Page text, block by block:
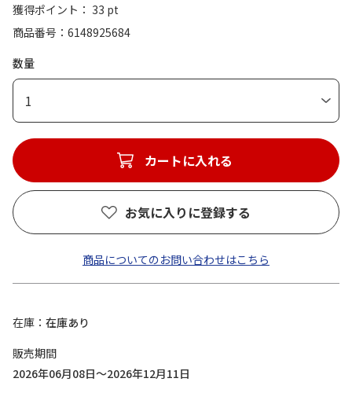
獲得ポイント： 33 pt
商品番号
6148925684
数量
1
カートに入れる
お気に入りに登録する
商品についてのお問い合わせはこちら
在庫
在庫あり
販売期間
2026年06月08日～2026年12月11日